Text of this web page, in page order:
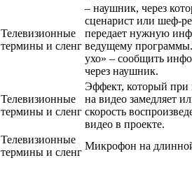
Телевизионные
термины и сленг
– наушник, через
сценарист или шеф-
передает нужную
ведущему
ухо» – сообщить
через наушник.
Телевизионные
термины и сленг
Эффект, который при
на видео замедляет
скорость
видео в проекте.
Телевизионные
термины и сленг
Микрофон на